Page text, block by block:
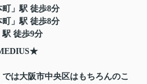
」駅 徒歩8分
」駅 徒歩8分
駅 徒歩9分
は大阪市中央区はもちろんのこ